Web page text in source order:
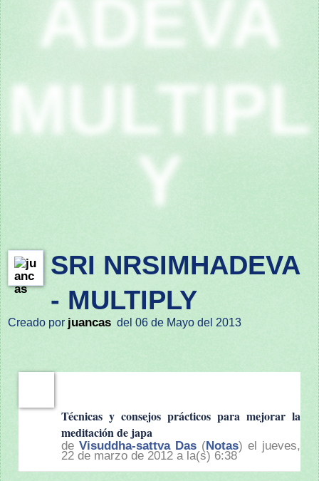
ADEVA
MULTIPL
Y
SRI NRSIMHADEVA
- MULTIPLY
Creado por juancas del 06 de Mayo del 2013
Técnicas y consejos prácticos para mejorar la
meditación de japa
de Visuddha-sattva Das (Notas) el jueves,
22 de marzo de 2012 a la(s) 6:38